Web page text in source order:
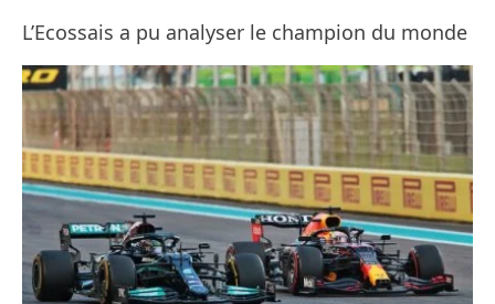
L’Ecossais a pu analyser le champion du monde